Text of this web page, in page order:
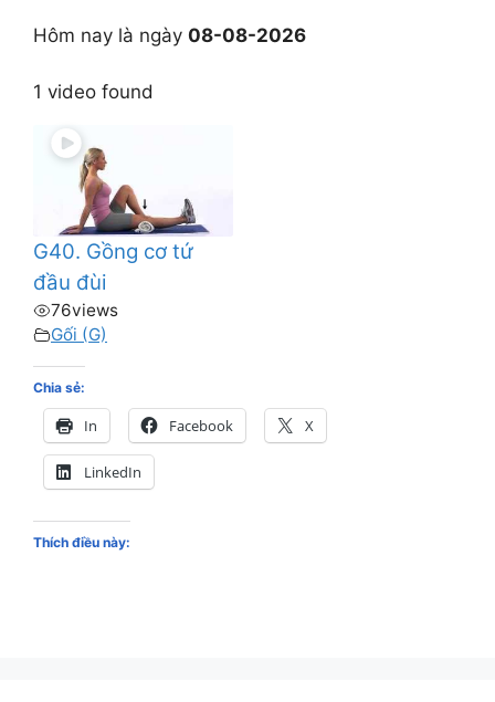
Hôm nay là ngày 08-08-2026
1 video found
G40. Gồng cơ tứ
đầu đùi
76views
Gối (G)
Chia sẻ:
In Facebook X
LinkedIn
Thích điều này: